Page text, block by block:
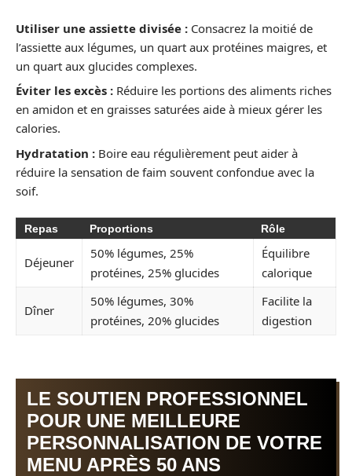
Utiliser une assiette divisée : Consacrez la moitié de
l’assiette aux légumes, un quart aux protéines maigres, et
un quart aux glucides complexes.
Éviter les excès : Réduire les portions des aliments riches
en amidon et en graisses saturées aide à mieux gérer les
calories.
Hydratation : Boire eau régulièrement peut aider à
réduire la sensation de faim souvent confondue avec la
soif.
Repas Proportions Rôle
Déjeuner
50% légumes, 25%
protéines, 25% glucides
Équilibre
calorique
Dîner
50% légumes, 30%
protéines, 20% glucides
Facilite la
digestion
LE SOUTIEN PROFESSIONNEL
POUR UNE MEILLEURE
PERSONNALISATION DE VOTRE
MENU APRÈS 50 ANS